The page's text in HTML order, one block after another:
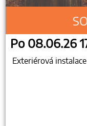
Po 08.06.26
Exteriérová